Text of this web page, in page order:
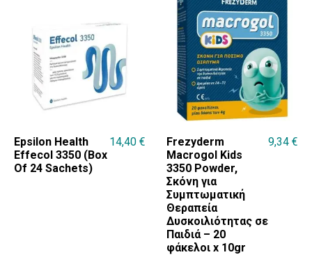
Epsilon Health
Effecol 3350 (Box
Of 24 Sachets)
14,40 €
Frezyderm
Macrogol Kids
3350 Powder,
Σκόνη για
Συμπτωματική
Θεραπεία
Δυσκοιλιότητας σε
Παιδιά – 20
φάκελοι x 10gr
9,34 €